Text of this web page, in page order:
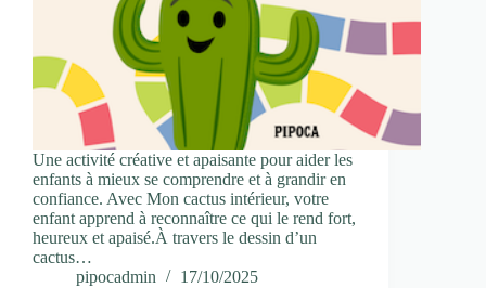
Une activité créative et apaisante pour aider les
enfants à mieux se comprendre et à grandir en
confiance. Avec Mon cactus intérieur, votre
enfant apprend à reconnaître ce qui le rend fort,
heureux et apaisé.À travers le dessin d’un
cactus…
pipocadmin
17/10/2025